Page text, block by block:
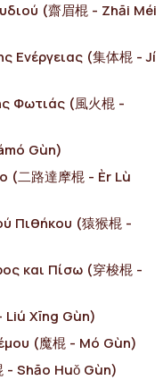
(齋眉棍 - Zhāi Méi
Ενέργειας (集体棍 - Jí
Φωτιάς (風火棍 -
Gùn)
(二路達摩棍 - Èr Lù
Πιθήκου (猿猴棍 -
και Πίσω (穿梭棍 -
Liú Xīng Gùn)
(魔棍 - Mó Gùn)
- Shāo Huǒ Gùn)